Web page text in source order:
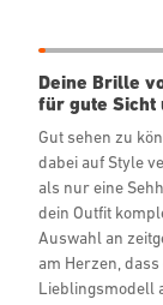
Deine Brille
für gute Sicht
Gut sehen zu
dabei auf Style
als nur eine
dein Outfit
Auswahl an
am Herzen,
Lieblingsmodell